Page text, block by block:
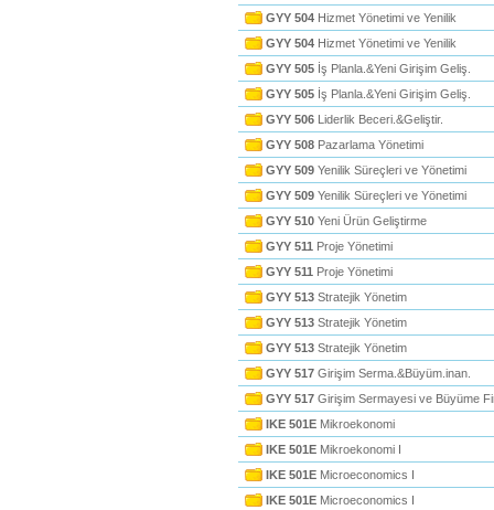
GYY 504 Hizmet Yönetimi ve Yenilik
GYY 504 Hizmet Yönetimi ve Yenilik
GYY 505 İş Planla.&Yeni Girişim Geliş.
GYY 505 İş Planla.&Yeni Girişim Geliş.
GYY 506 Liderlik Beceri.&Geliştir.
GYY 508 Pazarlama Yönetimi
GYY 509 Yenilik Süreçleri ve Yönetimi
GYY 509 Yenilik Süreçleri ve Yönetimi
GYY 510 Yeni Ürün Geliştirme
GYY 511 Proje Yönetimi
GYY 511 Proje Yönetimi
GYY 513 Stratejik Yönetim
GYY 513 Stratejik Yönetim
GYY 513 Stratejik Yönetim
GYY 517 Girişim Serma.&Büyüm.inan.
GYY 517 Girişim Sermayesi ve Büyüme
IKE 501E Mikroekonomi
IKE 501E Mikroekonomi I
IKE 501E Microeconomics I
IKE 501E Microeconomics I